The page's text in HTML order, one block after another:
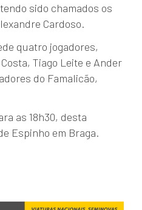
sido chamados os
Cardoso.
quatro jogadores,
Tiago Leite e Ander
do Famalicão,
as 18h30, desta
Espinho em Braga.